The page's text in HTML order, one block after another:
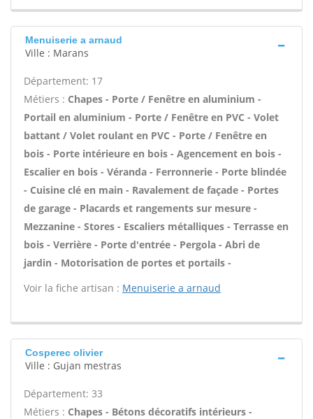
Menuiserie a arnaud
Ville : Marans
Département: 17
Métiers : Chapes - Porte / Fenêtre en aluminium -
Portail en aluminium - Porte / Fenêtre en PVC - Volet
battant / Volet roulant en PVC - Porte / Fenêtre en
bois - Porte intérieure en bois - Agencement en bois -
Escalier en bois - Véranda - Ferronnerie - Porte blindée
- Cuisine clé en main - Ravalement de façade - Portes
de garage - Placards et rangements sur mesure -
Mezzanine - Stores - Escaliers métalliques - Terrasse en
bois - Verrière - Porte d'entrée - Pergola - Abri de
jardin - Motorisation de portes et portails -
Voir la fiche artisan : Menuiserie a arnaud
Cosperec olivier
Ville : Gujan mestras
Département: 33
Métiers : Chapes - Bétons décoratifs intérieurs -